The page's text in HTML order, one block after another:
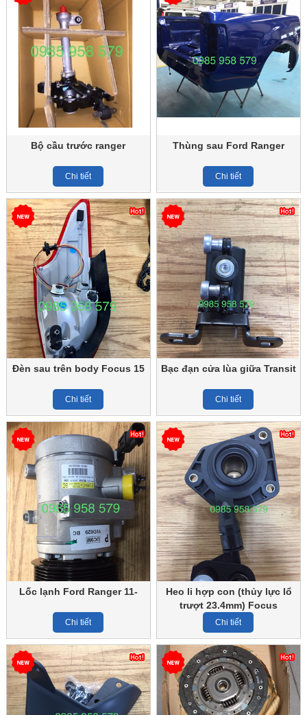
Bộ cầu trước ranger
Chi tiết
Thùng sau Ford Ranger
Chi tiết
Đèn sau trên body Focus 15
Chi tiết
Bạc đạn cửa lùa giữa Transit
Chi tiết
Lốc lạnh Ford Ranger 11-
Chi tiết
Heo li hợp con (thủy lực lổ
trượt 23.4mm) Focus
Chi tiết